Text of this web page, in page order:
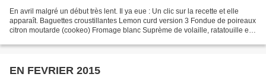
En avril malgré un début très lent. Il ya eue : Un clic sur la recette et elle
apparaît. Baguettes croustillantes Lemon curd version 3 Fondue de poireaux
citron moutarde (cookeo) Fromage blanc Suprème de volaille, ratatouille et
EN FEVRIER 2015